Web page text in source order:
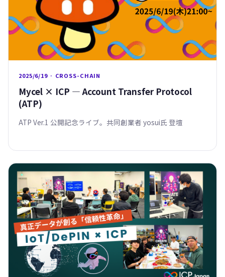
2025/6/19 · CROSS-CHAIN
Mycel × ICP — Account Transfer Protocol
(ATP)
ATP Ver.1 公開記念ライブ。共同創業者 yosui氏 登壇